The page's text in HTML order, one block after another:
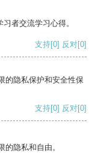
者交流学习心得。
支持[0] 反对[0]
的隐私保护和安全性保
支持[0] 反对[0]
隐私和自由。